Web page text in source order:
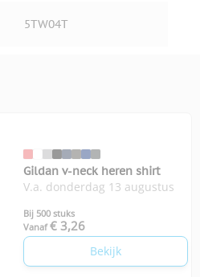
5TW04T
Gildan v-neck heren shirt
V.a. donderdag 13 augustus
Bij 500 stuks
Vanaf € 3,26
Bekijk